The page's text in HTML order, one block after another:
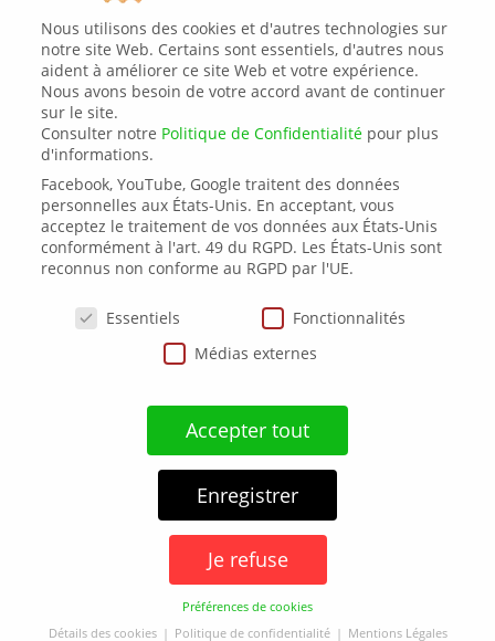
Appelez - nous
06 61 74 71 73
Politique de Confidentialité
© Copyright 2026lecuirdeshommes.fr
Site construit parCreermonsite-wp.com
Nous utilisons des cookies et d'autres technologies sur
notre site Web. Certains sont essentiels, d'autres nous
aident à améliorer ce site Web et votre expérience.
Nous avons besoin de votre accord avant de continuer
sur le site.
Consulter notre Politique de Confidentialité pour plus
d'informations.
Facebook, YouTube, Google traitent des données
personnelles aux États-Unis. En acceptant, vous
acceptez le traitement de vos données aux États-Unis
conformément à l'art. 49 du RGPD. Les États-Unis sont
reconnus non conforme au RGPD par l'UE.
Politique de Cookies
Essentiels
Fonctionnalités
Médias externes
Accepter tout
Enregistrer
Je refuse
Préférences de cookies
Détails des cookies
Politique de confidentialité Mentions Légales